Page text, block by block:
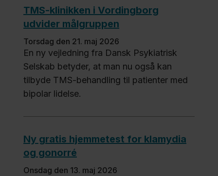
TMS-klinikken i Vordingborg
udvider målgruppen
torsdag den 21. maj 2026
En ny vejledning fra Dansk Psykiatrisk
Selskab betyder, at man nu også kan
tilbyde TMS-behandling til patienter med
bipolar lidelse.
Ny gratis hjemmetest for klamydia
og gonorré
onsdag den 13. maj 2026